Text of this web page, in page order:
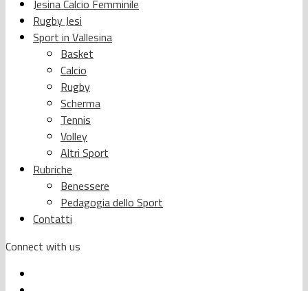
Jesina Calcio Femminile
Rugby Jesi
Sport in Vallesina
Basket
Calcio
Rugby
Scherma
Tennis
Volley
Altri Sport
Rubriche
Benessere
Pedagogia dello Sport
Contatti
Connect with us